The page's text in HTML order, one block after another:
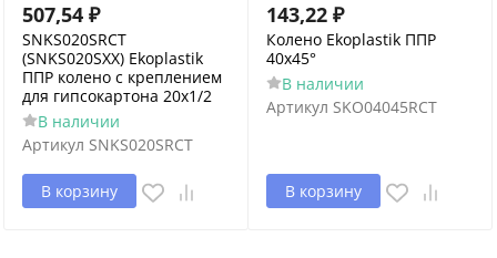
507,54 ₽
SNKS020SRCT
(SNKS020SXX) Ekoplastik
ППР колено с креплением
для гипсокартона 20х1/2
В наличии
Артикул SNKS020SRCT
В корзину
143,22 ₽
Колено Ekoplastik ППР
40x45°
В наличии
Артикул SKO04045RCT
В корзину